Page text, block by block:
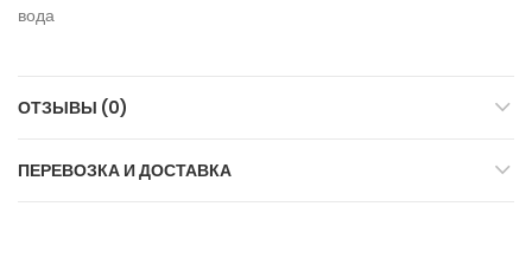
вода
ОТЗЫВЫ (0)
ПЕРЕВОЗКА И ДОСТАВКА